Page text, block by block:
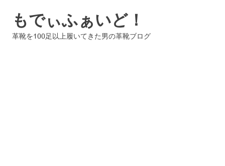
もでぃふぁいど！
革靴を100足以上履いてきた男の革靴ブログ